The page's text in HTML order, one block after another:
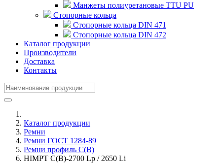
Манжеты полиуретановые TTU PU
Стопорные кольца
Стопорные кольца DIN 471
Стопорные кольца DIN 472
Каталог продукции
Производители
Доставка
Контакты
Каталог продукции
Ремни
Ремни ГОСТ 1284-89
Ремни профиль С(В)
HIMPT С(В)-2700 Lp / 2650 Li